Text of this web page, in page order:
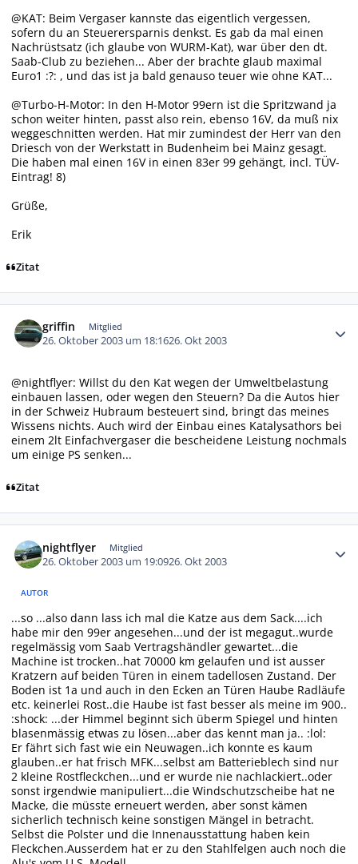
@KAT: Beim Vergaser kannste das eigentlich vergessen,
sofern du an Steuerersparnis denkst. Es gab da mal einen
Nachrüstsatz (ich glaube von WURM-Kat), war über den dt.
Saab-Club zu beziehen... Aber der brachte glaub maximal
Euro1 :?: , und das ist ja bald genauso teuer wie ohne KAT...
@Turbo-H-Motor: In den H-Motor 99ern ist die Spritzwand ja
schon weiter hinten, passt also rein, ebenso 16V, da muß nix
weggeschnitten werden. Hat mir zumindest der Herr van den
Driesch von der Werkstatt in Budenheim bei Mainz gesagt.
Die haben mal einen 16V in einen 83er 99 gehängt, incl. TÜV-
Eintrag! 8)
Grüße,
Erik
Zitat
griffin Mitglied
26. Oktober 2003 um 18:1626. Okt 2003
@nightflyer: Willst du den Kat wegen der Umweltbelastung
einbauen lassen, oder wegen den Steuern? Da die Autos hier
in der Schweiz Hubraum besteuert sind, bringt das meines
Wissens nichts. Auch wird der Einbau eines Katalysathors bei
einem 2lt Einfachvergaser die bescheidene Leistung nochmals
um einige PS senken...
Zitat
nightflyer Mitglied
26. Oktober 2003 um 19:0926. Okt 2003
AUTOR
...so ...also dann lass ich mal die Katze aus dem Sack....ich
habe mir den 99er angesehen...und der ist megagut..wurde
regelmässig vom Saab Vertragshändler gewartet...die
Machine ist trocken..hat 70000 km gelaufen und ist ausser
Kratzern auf beiden Türen in einem tadellosen Zustand. Der
Boden ist 1a und auch in den Ecken an Türen Haube Radläufe
etc. keinerlei Rost..die Haube ist fast besser als meine im 900..
:shock: ...der Himmel beginnt sich überm Spiegel und hinten
blasenmässig etwas zu lösen...aber das kennt man ja.. :lol:
Er fährt sich fast wie ein Neuwagen..ich konnte es kaum
glauben..er hat frisch MFK...selbst am Batterieblech sind nur
2 kleine Rostfleckchen...und er wurde nie nachlackiert..oder
sonst irgendwie manipuliert...die Windschutzscheibe hat ne
Macke, die müsste erneuert werden, aber sonst kämen
sicherlich technisch keine sonstigen Mängel in betracht.
Selbst die Polster und die Innenausstattung haben kein
Fleckchen.Ausserdem hat er zu den Stahlfelgen auch noch die